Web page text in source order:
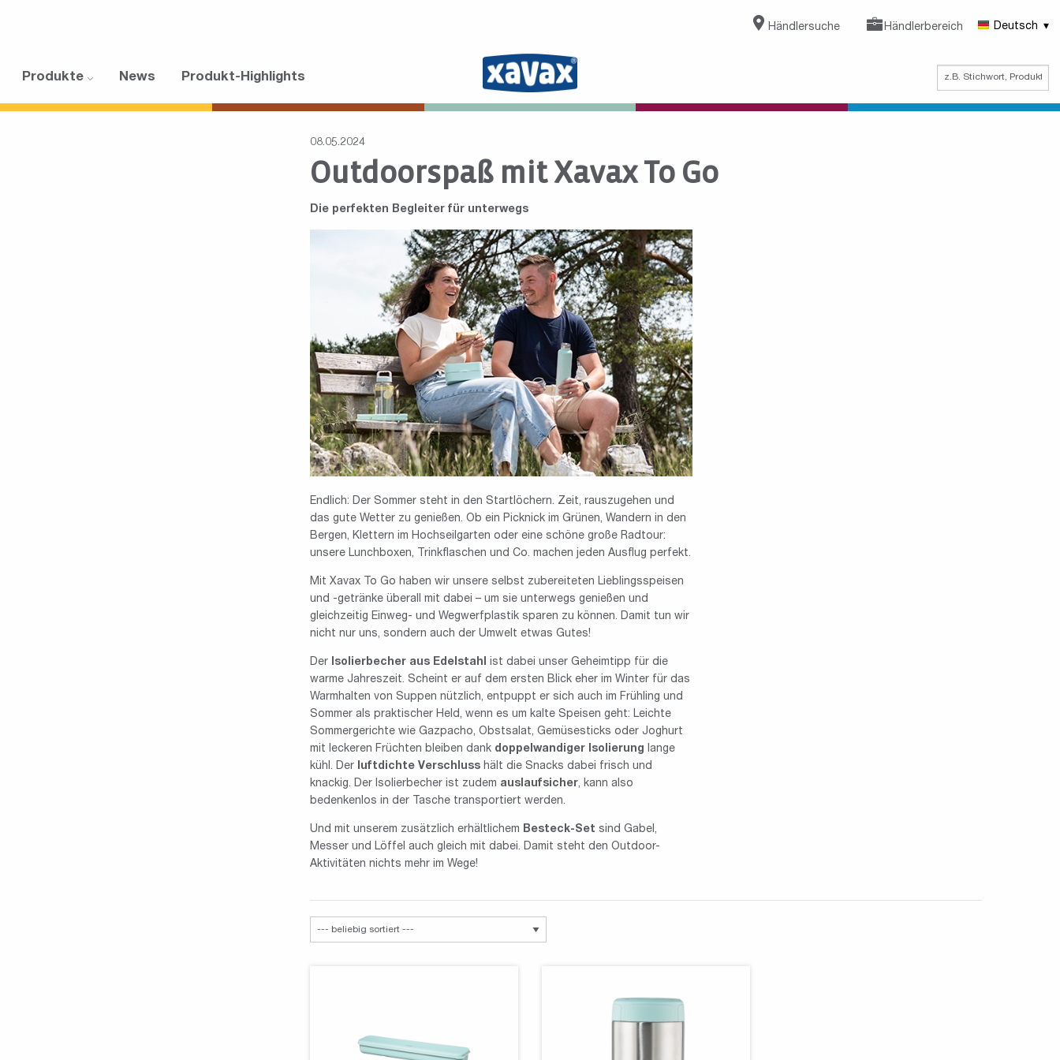
Händlersuche Händlerbereich Deutsch
Produkte News Produkt-Highlights
08.05.2024
Outdoorspaß mit Xavax To Go
Die perfekten Begleiter für unterwegs
Endlich: Der Sommer steht in den Startlöchern. Zeit, rauszugehen und
das gute Wetter zu genießen. Ob ein Picknick im Grünen, Wandern in den
Bergen, Klettern im Hochseilgarten oder eine schöne große Radtour:
unsere Lunchboxen, Trinkflaschen und Co. machen jeden Ausflug perfekt.
Mit Xavax To Go haben wir unsere selbst zubereiteten Lieblingsspeisen
und -getränke überall mit dabei – um sie unterwegs genießen und
gleichzeitig Einweg- und Wegwerfplastik sparen zu können. Damit tun wir
nicht nur uns, sondern auch der Umwelt etwas Gutes!
Der Isolierbecher aus Edelstahl ist dabei unser Geheimtipp für die
warme Jahreszeit. Scheint er auf dem ersten Blick eher im Winter für das
Warmhalten von Suppen nützlich, entpuppt er sich auch im Frühling und
Sommer als praktischer Held, wenn es um kalte Speisen geht: Leichte
Sommergerichte wie Gazpacho, Obstsalat, Gemüsesticks oder Joghurt
mit leckeren Früchten bleiben dank doppelwandiger Isolierung lange
kühl. Der luftdichte Verschluss hält die Snacks dabei frisch und
knackig. Der Isolierbecher ist zudem auslaufsicher, kann also
bedenkenlos in der Tasche transportiert werden.
Und mit unserem zusätzlich erhältlichem Besteck-Set sind Gabel,
Messer und Löffel auch gleich mit dabei. Damit steht den Outdoor-
Aktivitäten nichts mehr im Wege!